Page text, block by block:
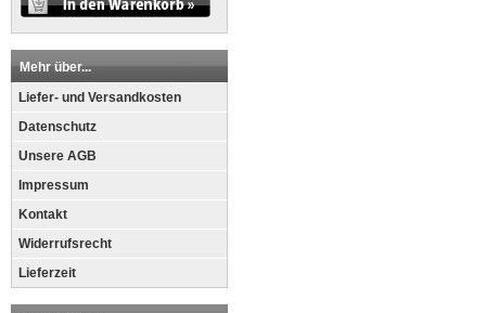
Mehr über...
Liefer- und Versandkosten
Datenschutz
Unsere AGB
Impressum
Kontakt
Widerrufsrecht
Lieferzeit